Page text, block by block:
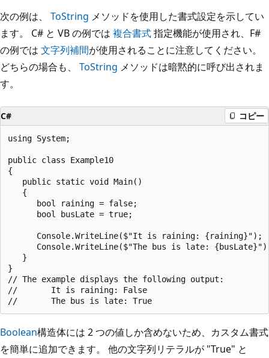
次の例は、 ToString メソッドを使用した書式設定を示してい
ます。 C# と VB の例では 複合書式指定機能が使用され、F#
の例では 文字列補間が使用されることに注意してください。
どちらの場合も、 ToString メソッドは暗黙的に呼び出されま
す。
C# コピー
using System;
public class Example10
{
   public static void Main()
   {
      bool raining = false;
      bool busLate = true;
      Console.WriteLine($"It is raining: {raining}");
Console.WriteLine($"The bus is late:
   }
}
// The example displays the following output:
//       It is raining: False
Boolean構造体には 2 つの値しか含めないため、カスタム書式
を簡単に追加できます。 他の文字列リテラルが "True" と